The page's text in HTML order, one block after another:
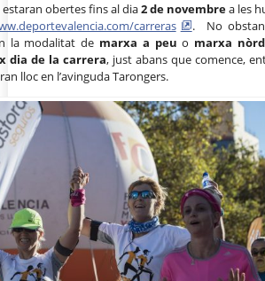
estaran obertes fins al dia2 de novembrea les
carreras
. No
la modalitat de marxa a peu o marxa
dia de la carrera, just abans que comence,
lloc en l’avinguda Tarongers.